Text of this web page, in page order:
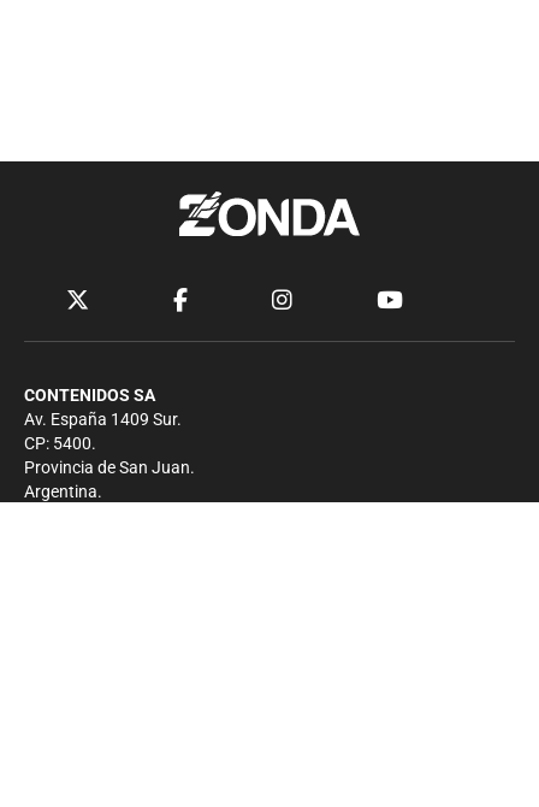
CONTENIDOS SA
Av. España 1409 Sur.
CP: 5400.
Provincia de San Juan.
Argentina.